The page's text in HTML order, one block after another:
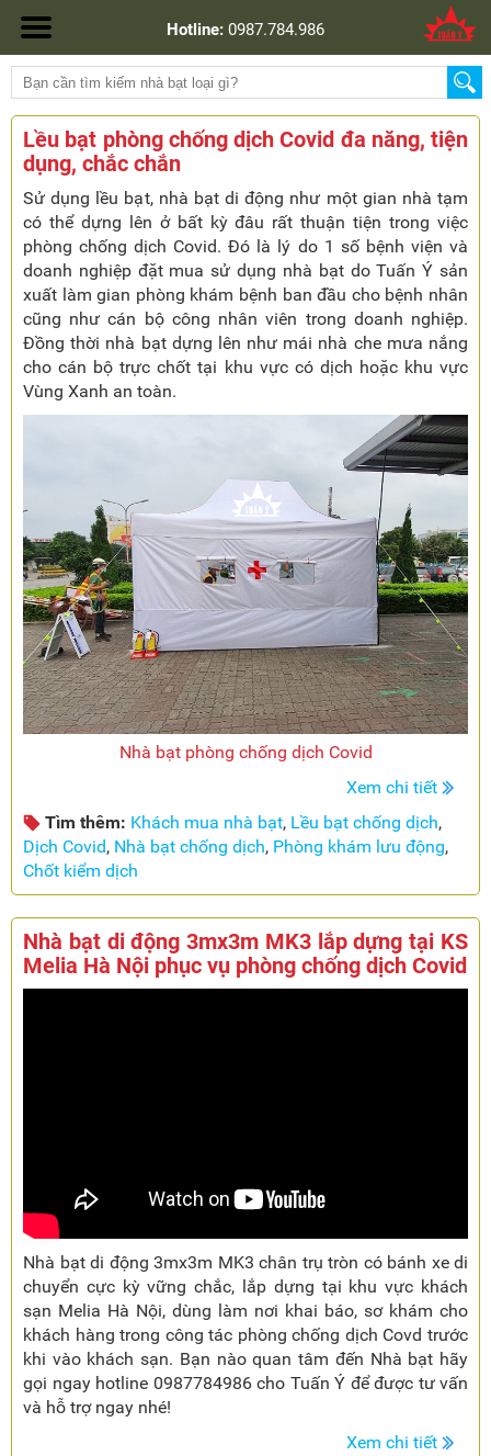
Hotline: 0987.784.986
Lều bạt phòng chống dịch Covid đa năng, tiện
dụng, chắc chắn
Sử dụng lều bạt, nhà bạt di động như một gian nhà tạm
có thể dựng lên ở bất kỳ đâu rất thuận tiện trong việc
phòng chống dịch Covid. Đó là lý do 1 số bệnh viện và
doanh nghiệp đặt mua sử dụng nhà bạt do Tuấn Ý sản
xuất làm gian phòng khám bệnh ban đầu cho bệnh nhân
cũng như cán bộ công nhân viên trong doanh nghiệp.
Đồng thời nhà bạt dựng lên như mái nhà che mưa nắng
cho cán bộ trực chốt tại khu vực có dịch hoặc khu vực
Vùng Xanh an toàn.
Nhà bạt phòng chống dịch Covid
Xem chi tiết
Tìm thêm: Khách mua nhà bạt, Lều bạt chống dịch,
Dịch Covid, Nhà bạt chống dịch, Phòng khám lưu động,
Chốt kiểm dịch
Nhà bạt di động 3mx3m MK3 lắp dựng tại KS
Melia Hà Nội phục vụ phòng chống dịch Covid
Nhà bạt di động 3mx3m MK3 chân trụ tròn có bánh xe di
chuyển cực kỳ vững chắc, lắp dựng tại khu vực khách
sạn Melia Hà Nội, dùng làm nơi khai báo, sơ khám cho
khách hàng trong công tác phòng chống dịch Covd trước
khi vào khách sạn. Bạn nào quan tâm đến Nhà bạt hãy
gọi ngay hotline 0987784986 cho Tuấn Ý để được tư vấn
và hỗ trợ ngay nhé!
Xem chi tiết